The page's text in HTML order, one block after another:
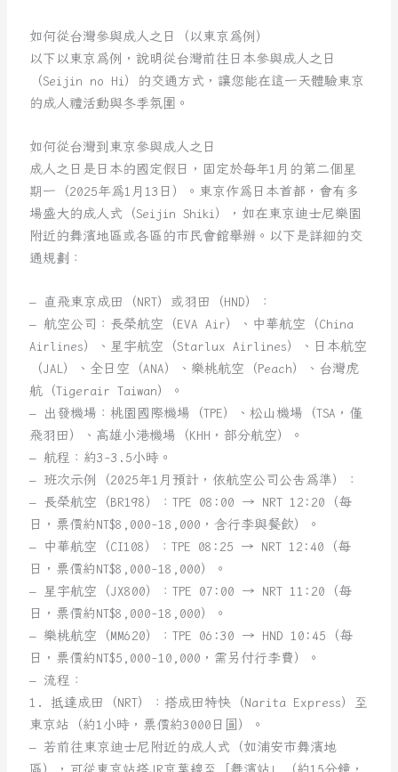
如何從台灣參與成人之日（以東京為例）
以下以東京為例，說明從台灣前往日本參與成人之日
（Seijin no Hi）的交通方式，讓您能在這一天體驗東京
的成人禮活動與冬季氛圍。
如何從台灣到東京參與成人之日
成人之日是日本的國定假日，固定於每年1月的第二個星
期一（2025年為1月13日）。東京作為日本首都，會有多
場盛大的成人式（Seijin Shiki），如在東京迪士尼樂園
附近的舞濱地區或各區的市民會館舉辦。以下是詳細的交
通規劃：
– 直飛東京成田（NRT）或羽田（HND）：
– 航空公司：長榮航空（EVA Air）、中華航空（China
Airlines）、星宇航空（Starlux Airlines）、日本航空
（JAL）、全日空（ANA）、樂桃航空（Peach）、台灣虎
航（Tigerair Taiwan）。
– 出發機場：桃園國際機場（TPE）、松山機場（TSA，僅
飛羽田）、高雄小港機場（KHH，部分航空）。
– 航程：約3-3.5小時。
– 班次示例（2025年1月預計，依航空公司公告為準）：
– 長榮航空（BR198）：TPE 08:00 → NRT 12:20（每
日，票價約NT$8,000-18,000，含行李與餐飲）。
– 中華航空（CI108）：TPE 08:25 → NRT 12:40（每
日，票價約NT$8,000-18,000）。
– 星宇航空（JX800）：TPE 07:00 → NRT 11:20（每
日，票價約NT$8,000-18,000）。
– 樂桃航空（MM620）：TPE 06:30 → HND 10:45（每
日，票價約NT$5,000-10,000，需另付行李費）。
– 流程：
1. 抵達成田（NRT）：搭成田特快（Narita Express）至
東京站（約1小時，票價約3000日圓）。
– 若前往東京迪士尼附近的成人式（如浦安市舞濱地